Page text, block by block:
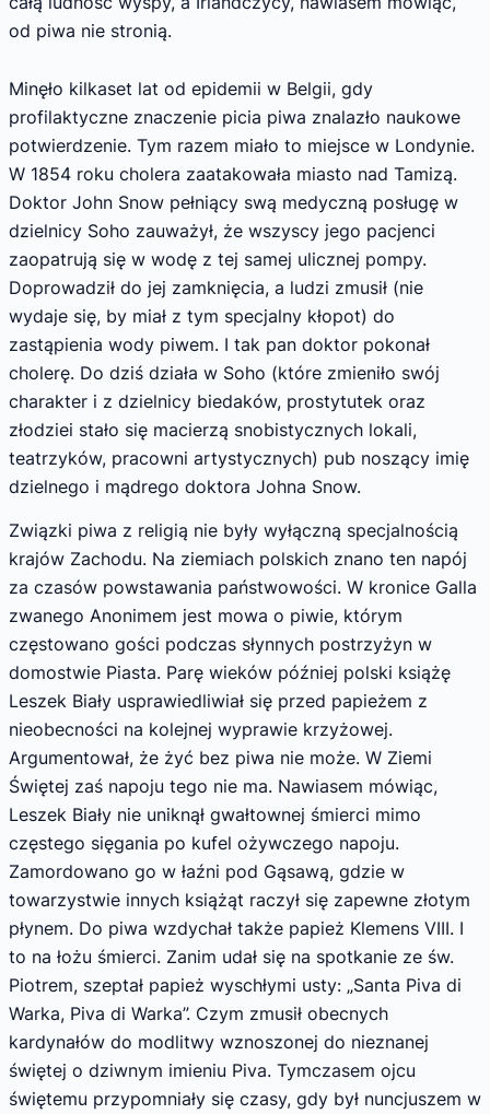
od piwa nie stronią.
Minęło kilkaset lat od epidemii w Belgii, gdy
profilaktyczne znaczenie picia piwa znalazło naukowe
potwierdzenie. Tym razem miało to miejsce w Londynie.
W 1854 roku cholera zaatakowała miasto nad Tamizą.
Doktor John Snow pełniący swą medyczną posługę w
dzielnicy Soho zauważył, że wszyscy jego pacjenci
zaopatrują się w wodę z tej samej ulicznej pompy.
Doprowadził do jej zamknięcia, a ludzi zmusił (nie
wydaje się, by miał z tym specjalny kłopot) do
zastąpienia wody piwem. I tak pan doktor pokonał
cholerę. Do dziś działa w Soho (które zmieniło swój
charakter i z dzielnicy biedaków, prostytutek oraz
złodziei stało się macierzą snobistycznych lokali,
teatrzyków, pracowni artystycznych) pub noszący imię
dzielnego i mądrego doktora Johna Snow.
Związki piwa z religią nie były wyłączną specjalnością
krajów Zachodu. Na ziemiach polskich znano ten napój
za czasów powstawania państwowości. W kronice Galla
zwanego Anonimem jest mowa o piwie, którym
częstowano gości podczas słynnych postrzyżyn w
domostwie Piasta. Parę wieków później polski książę
Leszek Biały usprawiedliwiał się przed papieżem z
nieobecności na kolejnej wyprawie krzyżowej.
Argumentował, że żyć bez piwa nie może. W Ziemi
Świętej zaś napoju tego nie ma. Nawiasem mówiąc,
Leszek Biały nie uniknął gwałtownej śmierci mimo
częstego sięgania po kufel ożywczego napoju.
Zamordowano go w łaźni pod Gąsawą, gdzie w
towarzystwie innych książąt raczył się zapewne złotym
płynem. Do piwa wzdychał także papież Klemens VIII. I
to na łożu śmierci. Zanim udał się na spotkanie ze św.
Piotrem, szeptał papież wyschłymi usty: „Santa Piva di
Warka, Piva di Warka”. Czym zmusił obecnych
kardynałów do modlitwy wznoszonej do nieznanej
świętej o dziwnym imieniu Piva. Tymczasem ojcu
świętemu przypomniały się czasy, gdy był nuncjuszem w